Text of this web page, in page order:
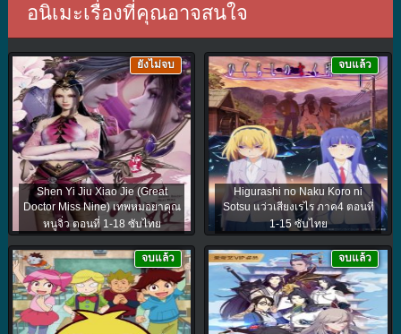
อนิเมะเรื่องที่คุณอาจสนใจ
Shen Yi Jiu Xiao Jie (Great
Doctor Miss Nine) เทพหมอยาคุณ
หนูจิ่ว ตอนที่ 1-18 ซับไทย
ยังไม่จบ
Higurashi no Naku Koro ni
Sotsu แว่วเสียงเรไร ภาค4 ตอนที่
1-15 ซับไทย
จบแล้ว
จบแล้ว จบแล้ว